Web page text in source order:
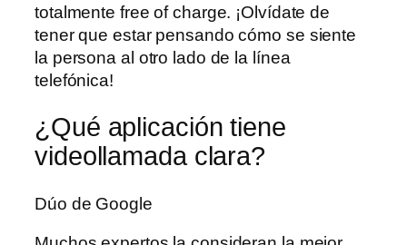
totalmente free of charge. ¡Olvídate de
tener que estar pensando cómo se siente
la persona al otro lado de la línea
telefónica!
¿Qué aplicación tiene
videollamada clara?
Dúo de Google